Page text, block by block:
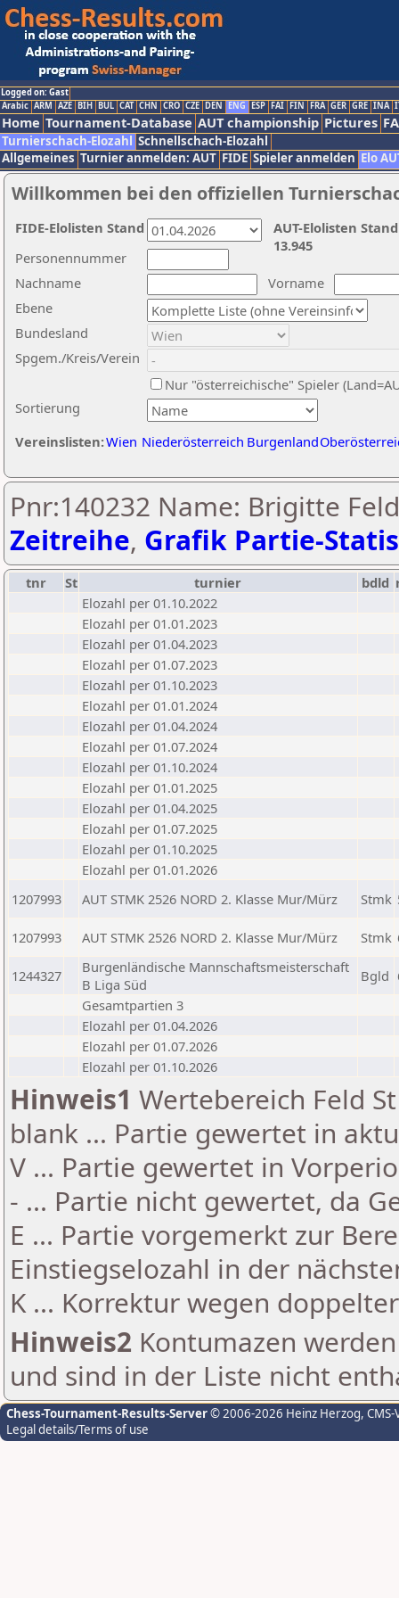
Logged on: Gast
Arabic ARM AZE BIH BUL CAT CHN CRO CZE DEN ENG ESP FAI FIN FRA GER GRE INA
Home Tournament-Database AUT championship Pictures
Turnierschach-Elozahl Schnellschach-Elozahl
Allgemeines Turnier anmelden: AUT FIDE Spieler anmelden Elo
Willkommen bei den offiziellen
Nachname
Vorname
Ebene
Sortierung
Personennummer
Bundesland
Spgem./Kreis/Verein
Nur "österreichische" Spieler
Vereinslisten:Wien Niederösterreich Burgenland
AUT-Elolisten
13.945
FIDE-Elolisten Stand
Pnr:140232 Name: Brigitte
Zeitreihe, Grafik Partie-
tnr St turnier bdld
Elozahl per 01.10.2022
Elozahl per 01.01.2023
Elozahl per 01.04.2023
Elozahl per 01.07.2023
Elozahl per 01.10.2023
Elozahl per 01.01.2024
Elozahl per 01.04.2024
Elozahl per 01.07.2024
Elozahl per 01.10.2024
Elozahl per 01.01.2025
Elozahl per 01.04.2025
Elozahl per 01.07.2025
Elozahl per 01.10.2025
Elozahl per 01.01.2026
1207993
AUT STMK 2526 NORD 2. Klasse Mur/Mürz Stmk
1207993 AUT STMK 2526 NORD 2. Klasse Mur/Mürz Stmk
1244327
Burgenländische Mannschaftsmeisterschaft
B Liga Süd
Bgld
Gesamtpartien 3
Elozahl per 01.04.2026
Elozahl per 01.07.2026
Elozahl per 01.10.2026
Hinweis1 Wertebereich Feld
blank ... Partie gewertet in
V ... Partie gewertet in
- ... Partie nicht gewertet, da
E ... Partie vorgemerkt zur
Einstiegselozahl in der
K ... Korrektur wegen
Hinweis2 Kontumazen
und sind in der Liste nicht
Chess-Tournament-Results-Server© 2006-2026 Heinz Herzog,
Legal details/Terms of use